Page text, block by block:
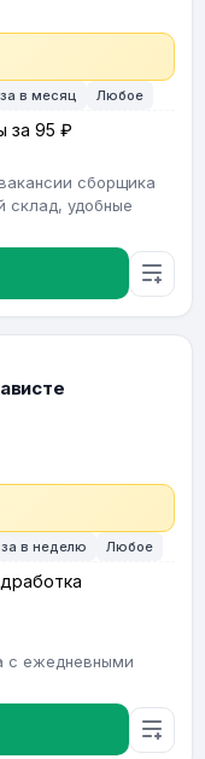
в месяц Любое
за 95 ₽
сборщика
склад, удобные
в неделю Любое
с ежедневными